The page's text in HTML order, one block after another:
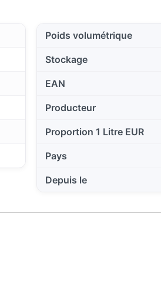
Poids volumétrique
Stockage
EAN
Producteur
Proportion 1 Litre EUR
Pays
Depuis le